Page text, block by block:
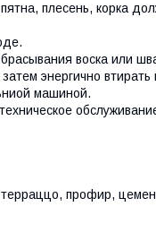
плесень, корка
воска или
энергично
машиной.
профир,